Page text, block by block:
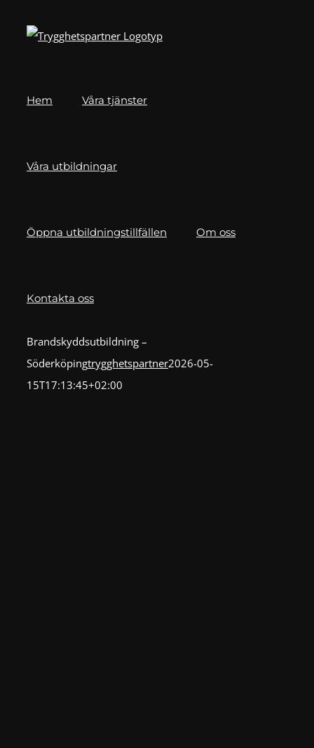
Hem Våra tjänster
Våra utbildningar
Öppna utbildningstillfällen Om oss
Kontakta oss
Brandskyddsutbildning –
Söderköpingtrygghetspartner2026-05-
15T17:13:45+02:00